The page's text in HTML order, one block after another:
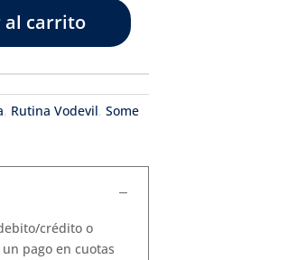
al carrito
, Rutina Vodevil,Some
crédito o
pago en cuotas